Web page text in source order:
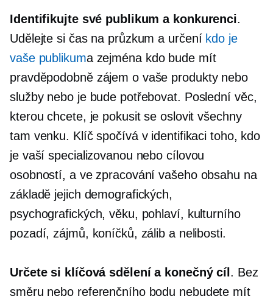
Identifikujte své publikum a konkurenci.
Udělejte si čas na průzkum a určení kdo je
vaše publikuma zejména kdo bude mít
pravděpodobně zájem o vaše produkty nebo
služby nebo je bude potřebovat. Poslední věc,
kterou chcete, je pokusit se oslovit všechny
tam venku. Klíč spočívá v identifikaci toho, kdo
je vaší specializovanou nebo cílovou
osobností, a ve zpracování vašeho obsahu na
základě jejich demografických,
psychografických, věku, pohlaví, kulturního
pozadí, zájmů, koníčků, zálib a nelibosti.
Určete si klíčová sdělení a konečný cíl . Bez
směru nebo referenčního bodu nebudete mít